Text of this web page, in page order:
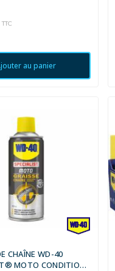
TTC
au panier
CHAÎNE WD-40
MOTO CONDITIONS